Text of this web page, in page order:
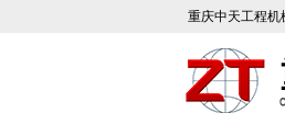
重庆中天工程机